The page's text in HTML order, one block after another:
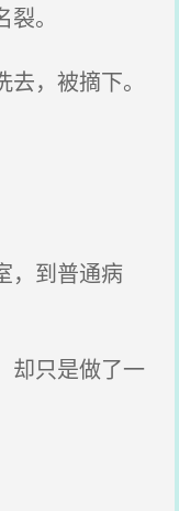
。
，被摘下。
，到普通病
却只是做了一